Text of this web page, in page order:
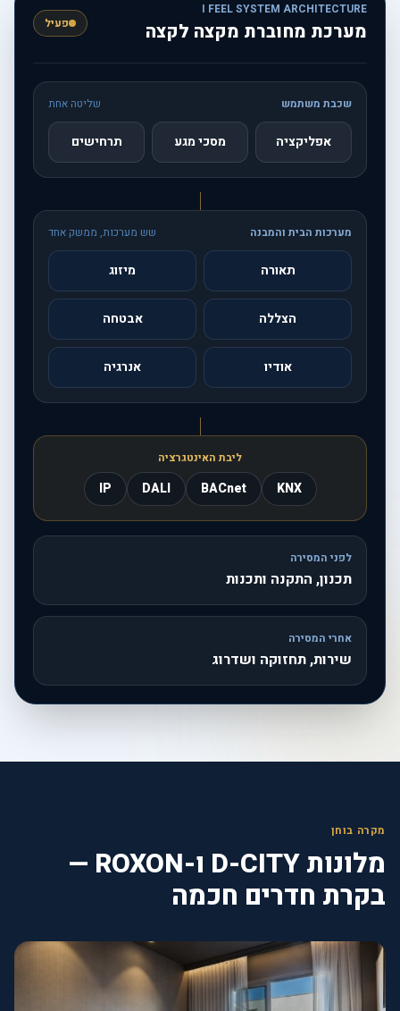
I FEEL SYSTEM ARCHITECTURE
מערכת מחוברת מקצה לקצה פעיל
שכבת משתמש שליטה אחת
אפליקציה מסכי מגע תרחישים
מערכות הבית והמבנה שש מערכות, ממשק אחד
תאורה מיזוג
הצללה אבטחה
אודיו אנרגיה
ליבת האינטגרציה
KNX
BACnet
DALI
IP
לפני המסירה
תכנון, התקנה ותכנות
אחרי המסירה
שירות, תחזוקה ושדרוג
מקרה בוחן
מלונות D-CITY ו-ROXON —
בקרת חדרים חכמה